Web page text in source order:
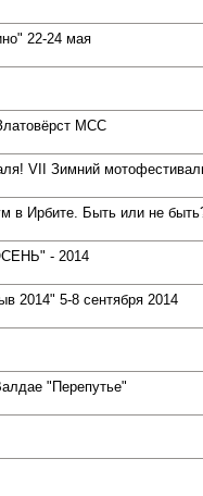
22-24 мая
МСС
VII Зимний
в Ирбите. Быть или не
- 2014
2014" 5-8 сентября 2014
"Перепутье"